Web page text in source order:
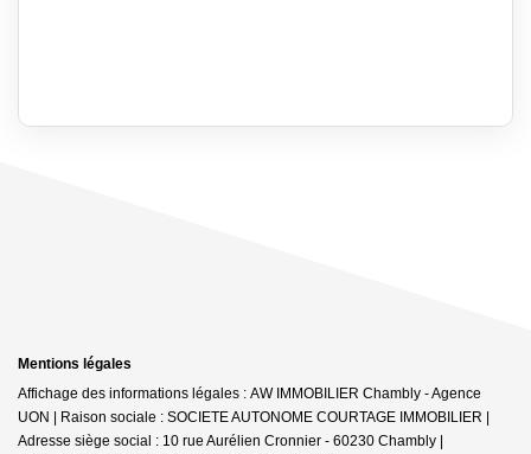
Mentions légales
Affichage des informations légales : AW IMMOBILIER Chambly - Agence
UON | Raison sociale : SOCIETE AUTONOME COURTAGE IMMOBILIER |
Adresse siège social : 10 rue Aurélien Cronnier - 60230 Chambly |